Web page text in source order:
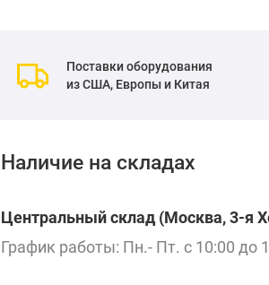
Поставки оборудования
из США, Европы и Китая
Наличие на складах
Центральный склад (Москва, 3-я
График работы: Пн.- Пт. с 10:00 до